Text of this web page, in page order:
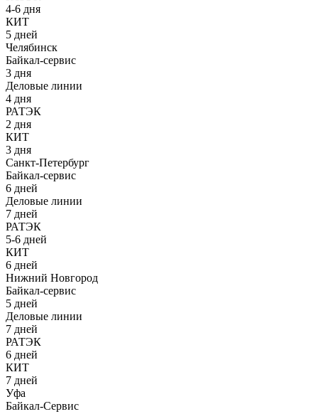
4-6 дня
КИТ
5 дней
Челябинск
Байкал-сервис
3 дня
Деловые линии
4 дня
РАТЭК
2 дня
КИТ
3 дня
Санкт-Петербург
Байкал-сервис
6 дней
Деловые линии
7 дней
РАТЭК
5-6 дней
КИТ
6 дней
Нижний Новгород
Байкал-сервис
5 дней
Деловые линии
7 дней
РАТЭК
6 дней
КИТ
7 дней
Уфа
Байкал-Сервис